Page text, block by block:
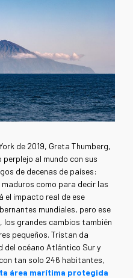
de 2019, Greta Thumberg,
perplejo al mundo con sus
de decenas de países:
como para decir las
el impacto real de ese
mundiales, pero ese
los grandes cambios también
pequeños. Tristan da
del océano Atlántico Sur y
tan solo 246 habitantes,
área marítima protegida